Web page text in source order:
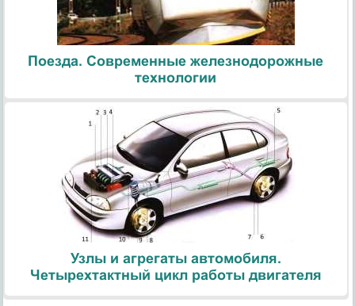
Поезда. Современные железнодорожные
технологии
Узлы и агрегаты автомобиля.
Четырехтактный цикл работы двигателя